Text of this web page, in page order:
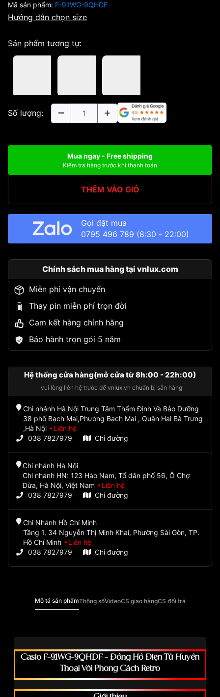
Mã sản phẩm: F-91WG-9QHDF
Hướng dẫn chọn size
Sản phẩm tương tự:
Số lượng:
Mua ngay - Free shipping
Kiểm tra hàng trước khi thanh toán
THÊM VÀO GIỎ
Gọi đặt mua
0795 496 789 (8:30 - 22:00)
Chính sách mua hàng tại vnlux.com
Miễn phí vận chuyển
Thay pin miễn phí trọn đời
Cam kết hàng chính hãng
Bảo hành trọn gói 5 năm
Hệ thống cửa hàng(mở cửa từ 8h:00 - 22h:00)
vui lòng liên hệ trước để vnlux.vn chuẩn bị sẵn hàng
Chi nhánh Hà Nội Trung Tâm Thẩm Định Và Bảo Dưỡng
38 phố Bạch Mai,Phường Bạch Mai , Quận Hai Bà Trưng
,Hà Nội
Liên hệ
038 7827979
Chỉ đường
Chi nhánh Hà Nội
Chi nhánh HN: 123 Hào Nam, Tổ dân phố 56, Ô Chợ
Dừa, Hà Nội, Việt Nam
Liên hệ
038 7827979
Chỉ đường
Chi Nhánh Hồ Chí Minh
Tầng 1, 34 Nguyễn Thị Minh Khai, Phường Sài Gòn, TP.
Hồ Chí Minh
Liên hệ
038 7827979
Chỉ đường
Mô tả sản phẩmThông sốVideoCS giao hàngCS đổi trả
Casio F-91WG-9QHDF – Đồng Hồ Điện Tử Huyền
Thoại Với Phong Cách Retro